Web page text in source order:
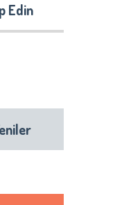
Edin